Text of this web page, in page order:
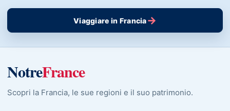
Viaggiare in Francia→
NotreFrance
Scopri la Francia, le sue regioni e il suo patrimonio.